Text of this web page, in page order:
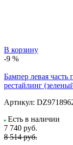
В корзину
-9 %
Бампер левая
рестайлинг
Артикул:
Есть в наличии
7 740 руб.
8 514 руб.